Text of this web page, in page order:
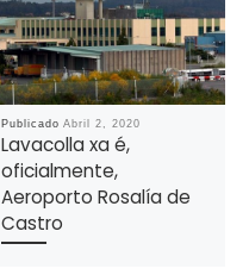
Publicado Abril 2, 2020
Lavacolla xa é,
oficialmente,
Aeroporto Rosalía de
Castro